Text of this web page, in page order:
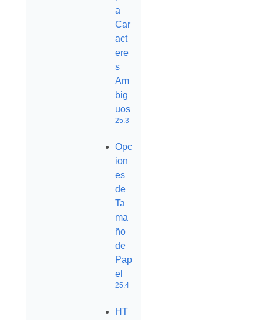
a
Car
act
ere
s
Am
big
uos
25.3
Opc
ion
es
de
Ta
ma
ño
de
Pap
el
25.4
HT